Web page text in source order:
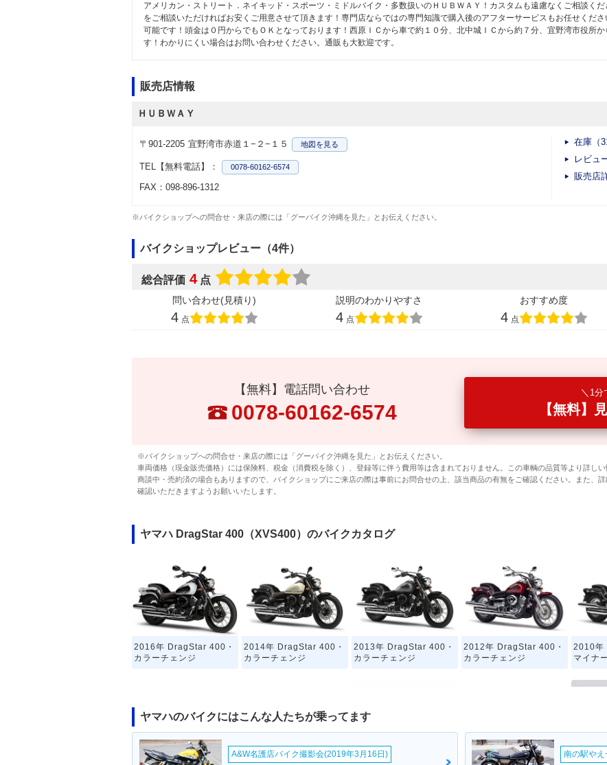
アメリカン・ストリート．ネイキッド・スポーツ・ミドルバイク・多数扱いのＨＵＢＷＡＹ！カスタムも遠慮なくご相談く
をご相談いただければお安くご用意させて頂きます！専門店ならではの専門知識で購入後のアフターサービスもお任せくだ
可能です！頭金は０円からでもＯＫとなっております！西原ＩＣから車で約１０分、北中城ＩＣから約７分、宜野湾市役所
す！わかりにくい場合はお問い合わせください。通販も大歓迎です。
販売店情報
ＨＵＢＷＡＹ
〒901-2205 宜野湾市赤道１−２−１５ 地図を見る
TEL【無料電話】： 0078-60162-6574
FAX：098-896-1312
在庫（
レビュ
販売店
※バイクショップへの問合せ・来店の際には「グーバイク沖縄を見た」とお伝えください。
バイクショップレビュー（4件）
総合評価 4 点
問い合わせ(見積り)
4 点
説明のわかりやすさ
4 点
おすすめ度
4 点
【無料】電話問い合わせ
0078-60162-6574
1分
【無料】
※バイクショップへの問合せ・来店の際には「グーバイク沖縄を見た」とお伝えください。
車両価格（現金販売価格）には保険料、税金（消費税を除く）、登録等に伴う費用等は含まれておりません。この車輌の品質等より詳し
商談中・売約済の場合もありますので、バイクショップにご来店の際は事前にお問合せの上、該当商品の有無をご確認ください。また、
確認いただきますようお願いいたします。
ヤマハ DragStar 400（XVS400）のバイクカタログ
2016年 DragStar 400・
カラーチェンジ
2014年 DragStar 400・
カラーチェンジ
2013年 DragStar 400・
カラーチェンジ
2012年 DragStar 400・
カラーチェンジ
2010年
マイナ
ヤマハのバイクにはこんな人たちが乗ってます
A&W名護店バイク撮影会(2019年3月16日) 南の駅やえ